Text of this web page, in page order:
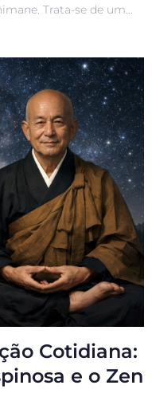
Trata-se de um...
Cotidiana:
e o Zen